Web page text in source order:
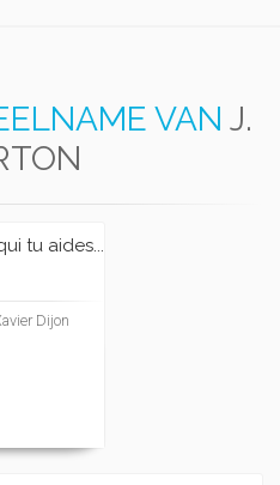
VAN J.
tu aides...
Dijon